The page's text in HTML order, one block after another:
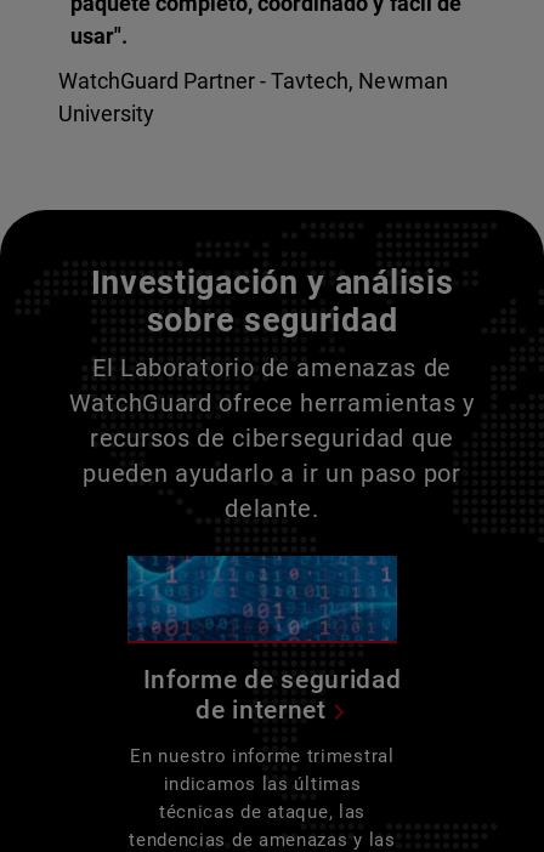
usar".
WatchGuard Partner - Tavtech, Newman
University
Investigación y análisis
sobre seguridad
El Laboratorio de amenazas de
WatchGuard ofrece herramientas y
recursos de ciberseguridad que
pueden ayudarlo a ir un paso por
delante.
Informe de seguridad
de internet
En nuestro informe trimestral
indicamos las últimas
técnicas de ataque, las
tendencias de amenazas y las